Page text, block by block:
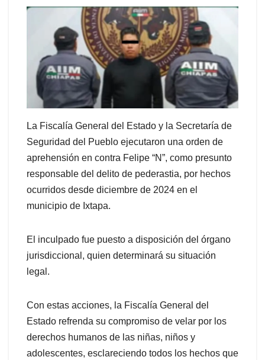
La Fiscalía General del Estado y la Secretaría de
Seguridad del Pueblo ejecutaron una orden de
aprehensión en contra Felipe “N”, como presunto
responsable del delito de pederastia, por hechos
ocurridos desde diciembre de 2024 en el
municipio de Ixtapa.
El inculpado fue puesto a disposición del órgano
jurisdiccional, quien determinará su situación
legal.
Con estas acciones, la Fiscalía General del
Estado refrenda su compromiso de velar por los
derechos humanos de las niñas, niños y
adolescentes, esclareciendo todos los hechos que